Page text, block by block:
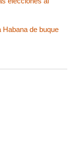
de buque